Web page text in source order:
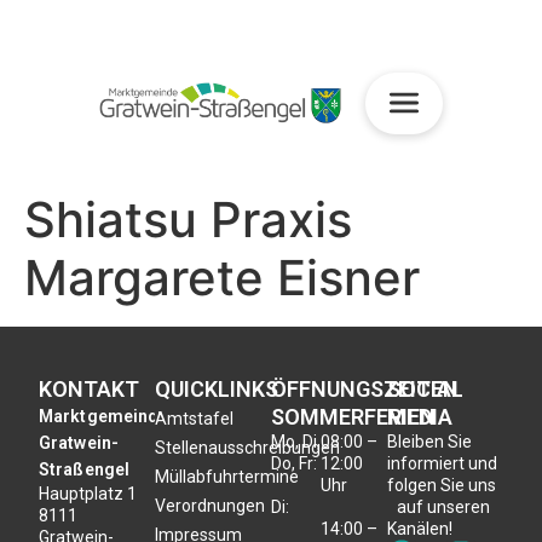
Shiatsu Praxis
Margarete Eisner
KONTAKT
Marktgemeinde
Gratwein-
Straßengel
Hauptplatz 1
8111
Gratwein-
QUICKLINKS
Amtstafel
Stellenausschreibungen
Müllabfuhrtermine
Verordnungen
Impressum
ÖFFNUNGSZEITEN
SOMMERFERIEN
Mo, Di,
Do, Fr:
Di:
08:00 –
12:00
Uhr
14:00 –
SOCIAL
MEDIA
Bleiben Sie
informiert und
folgen Sie uns
auf unseren
Kanälen!